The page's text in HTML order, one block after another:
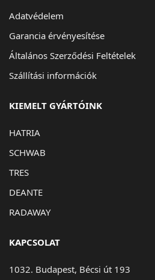
Adatvédelem
Garancia érvényesítése
Általános Szerződési Feltételek
Szállítási információk
KIEMELT GYÁRTÓINK
HATRIA
SCHWAB
TRES
DEANTE
RADAWAY
KAPCSOLAT
1032. Budapest, Bécsi út 193